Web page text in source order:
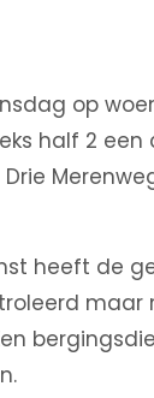
op
half 2 een
heeft de
maar